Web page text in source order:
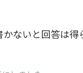
ないと回答は得